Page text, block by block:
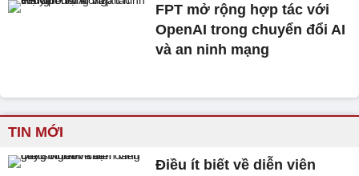
FPT mở rộng hợp tác với
OpenAI trong chuyển đổi AI
và an ninh mạng
TIN MỚI
Điều ít biết về diễn viên